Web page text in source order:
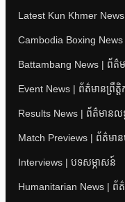
Latest Kun Khmer
Cambodia Boxing News
Battambang News | ព័ត៌ម
Event News | ព័ត៌មានព្រឹត្
Results News | ព័ត៌មានល
Match Previews | ព័ត៌មា
Interviews | បទសម្ភាសន៍
Humanitarian News | ព័